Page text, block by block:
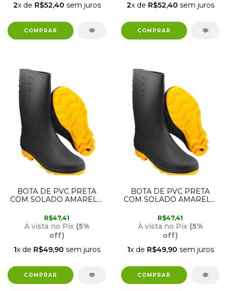
2x de R$52,40 sem juros
2x de R$52,40 sem juros
BOTA DE PVC PRETA
COM SOLADO AMARELO
FORRO N44 / 45
70.79.444.500 VONDER
R$47,41
À vista no Pix (5%
off)
1x de R$49,90 sem juros
BOTA DE PVC PRETA
COM SOLADO AMARELO
FORRO N42
70.79.420.000 VONDER
R$47,41
À vista no Pix (5%
off)
1x de R$49,90 sem juros